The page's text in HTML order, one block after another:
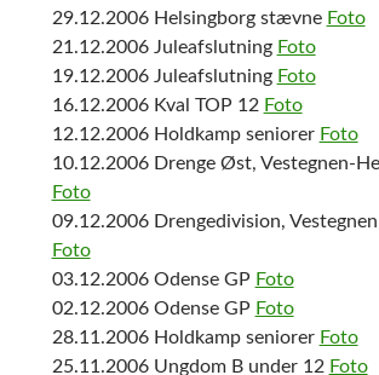
29.12.2006 Helsingborg stævne Foto
21.12.2006 Juleafslutning Foto
19.12.2006 Juleafslutning Foto
16.12.2006 Kval TOP 12 Foto
12.12.2006 Holdkamp seniorer Foto
10.12.2006 Drenge Øst, Vestegnen-
Foto
09.12.2006 Drengedivision,
Foto
03.12.2006 Odense GP Foto
02.12.2006 Odense GP Foto
28.11.2006 Holdkamp seniorer Foto
25.11.2006 Ungdom B under 12 Foto